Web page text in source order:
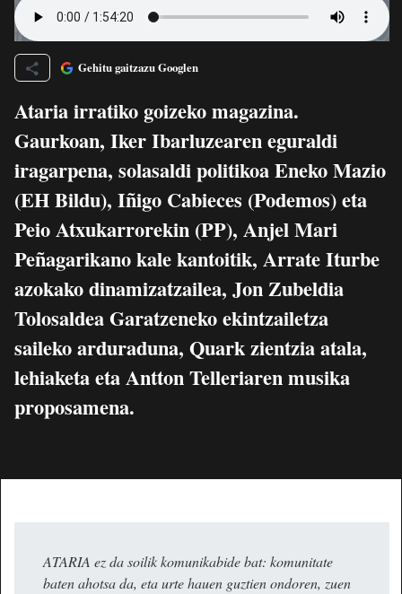
Gehitu gaitzazu Googlen
Ataria irratiko goizeko magazina.
Gaurkoan, Iker Ibarluzearen eguraldi
iragarpena, solasaldi politikoa Eneko Mazio
(EH Bildu), Iñigo Cabieces (Podemos) eta
Peio Atxukarrorekin (PP), Anjel Mari
Peñagarikano kale kantoitik, Arrate Iturbe
azokako dinamizatzailea, Jon Zubeldia
Tolosaldea Garatzeneko ekintzailetza
saileko arduraduna, Quark zientzia atala,
lehiaketa eta Antton Telleriaren musika
proposamena.
ATARIA ez da soilik komunikabide bat: komunitate
baten ahotsa da, eta urte hauen guztien ondoren, zuen